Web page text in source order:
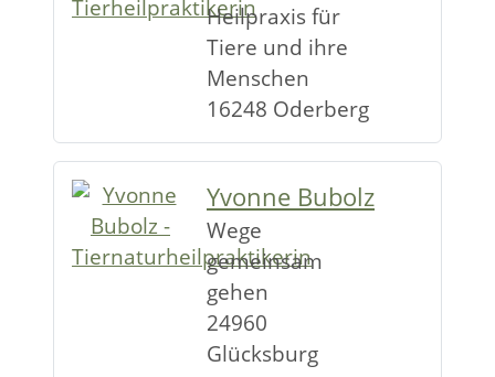
Heilpraxis für
Tiere und ihre
Menschen
16248 Oderberg
Yvonne Bubolz
Wege
gemeinsam
gehen
24960
Glücksburg